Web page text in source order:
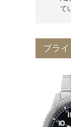
て
ブラ